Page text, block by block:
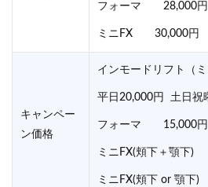
フォーマ 28,000円
ミニFX 30,000円
キャンペー
ン価格
インモードリフト（ミ
平日20,000円 土日
フォーマ 15,000円
ミニFX(頬下＋顎下
ミニFX(頬下 or 顎